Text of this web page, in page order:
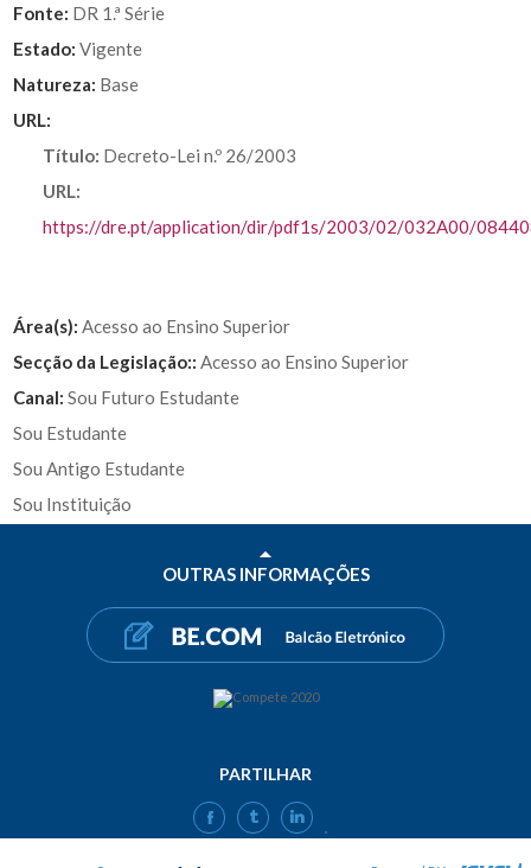
Fonte: DR 1.ª Série
Estado:Vigente
Natureza: Base
URL:
Título: Decreto-Lei n.º 26/2003
URL:
https://dre.pt/application/dir/pdf1s/2003/02/032A00/
Área(s):Acesso ao Ensino Superior
Secção da Legislação::Acesso ao Ensino Superior
Canal:Sou Futuro Estudante
Sou Estudante
Sou Antigo Estudante
Sou Instituição
OUTRAS INFORMAÇÕES
PARTILHAR
FACEBOOK
TWITTERLINKEDIN